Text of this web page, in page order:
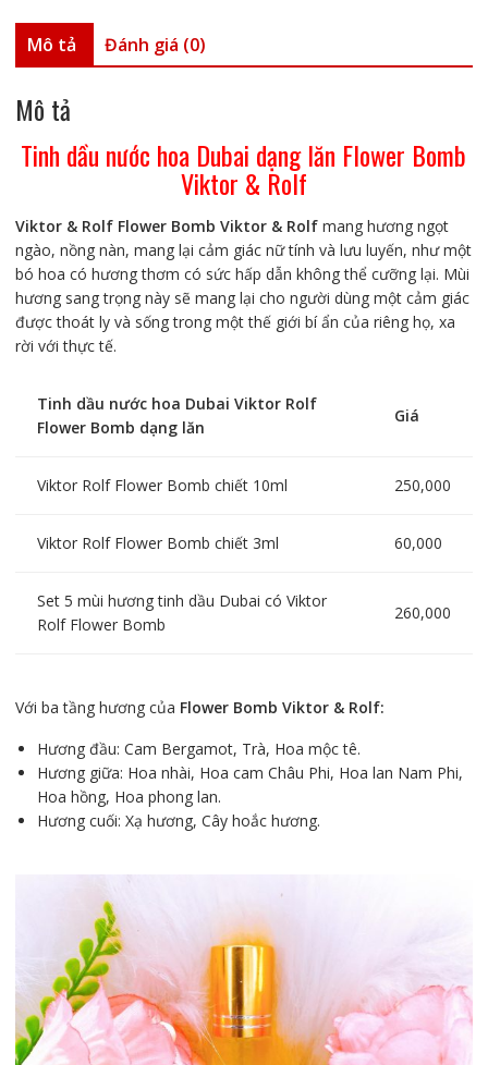
Viktor
&
Rolf
số
lượng
Mô tả Đánh giá (0)
Mô tả
Tinh dầu nước hoa Dubai dạng lăn Flower Bomb
Viktor & Rolf
Viktor & Rolf Flower Bomb Viktor & Rolfmang hương ngọt
ngào, nồng nàn, mang lại cảm giác nữ tính và lưu luyến, như một
bó hoa có hương thơm có sức hấp dẫn không thể cưỡng lại. Mùi
hương sang trọng này sẽ mang lại cho người dùng một cảm giác
được thoát ly và sống trong một thế giới bí ẩn của riêng họ, xa
rời với thực tế.
Tinh dầu nước hoa Dubai Viktor Rolf
Flower Bomb dạng lăn
Giá
Viktor Rolf Flower Bomb chiết 10ml 250,000
Viktor Rolf Flower Bomb chiết 3ml 60,000
Set 5 mùi hương tinh dầu Dubai có Viktor
Rolf Flower Bomb
260,000
Với ba tầng hương của Flower Bomb Viktor & Rolf:
Hương đầu: Cam Bergamot, Trà, Hoa mộc tê.
Hương giữa: Hoa nhài, Hoa cam Châu Phi, Hoa lan Nam Phi,
Hoa hồng, Hoa phong lan.
Hương cuối: Xạ hương, Cây hoắc hương.